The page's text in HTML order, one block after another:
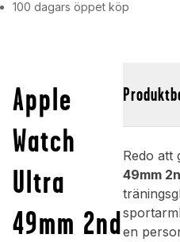
100 dagars öppet köp
Apple
Watch
Ultra
49mm 2nd
Redo att
49mm
en